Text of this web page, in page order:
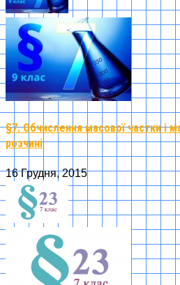
§7. Обчислення масової частки і
розчині
16 Грудня, 2015